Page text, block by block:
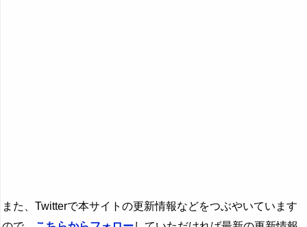
また、Twitterで本サイトの更新情報などをつぶやいています